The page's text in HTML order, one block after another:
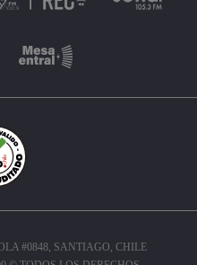
#0848, SANTIAGO, CHILE